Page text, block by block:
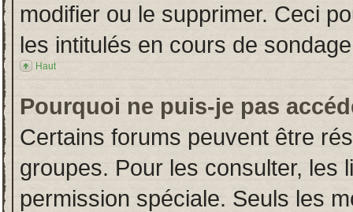
modifier ou le supprimer. Ceci
les intitulés en cours de
Haut
Pourquoi ne puis-je pas
Certains forums peuvent être
groupes. Pour les consulter, les
permission spéciale. Seuls les